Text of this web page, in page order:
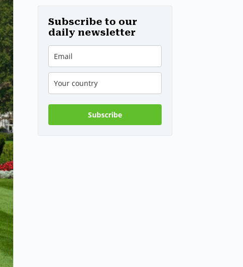
Danubio a
Budapest –
foto
Subscribe to our
daily newsletter
Subscribe